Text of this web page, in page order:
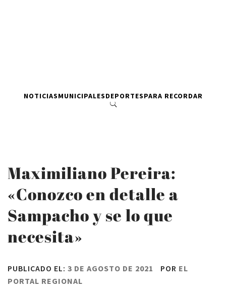
NOTICIASMUNICIPALESDEPORTESPARA RECORDAR
Maximiliano Pereira:
«Conozco en detalle a
Sampacho y se lo que
necesita»
PUBLICADO EL: 3 DE AGOSTO DE 2021 POR EL
PORTAL REGIONAL